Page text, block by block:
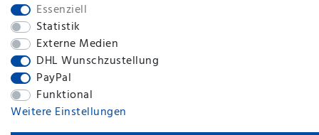
Essenziell
Statistik
Externe Medien
DHL Wunschzustellung
PayPal
Funktional
Weitere Einstellungen